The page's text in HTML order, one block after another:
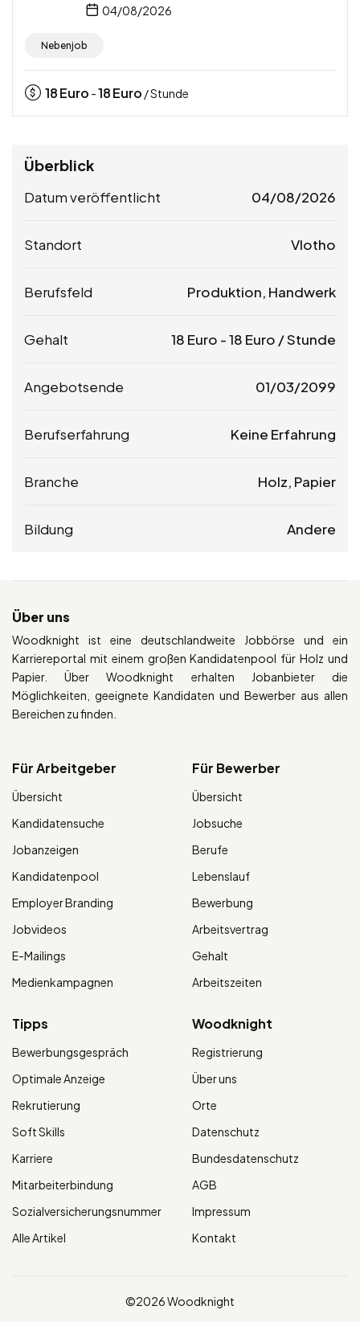
04/08/2026
Nebenjob
18Euro -18Euro / Stunde
Überblick
Datum veröffentlicht 04/08/2026
Standort Vlotho
Berufsfeld Produktion, Handwerk
Gehalt 18 Euro -18 Euro / Stunde
Angebotsende 01/03/2099
Berufserfahrung Keine Erfahrung
Branche Holz, Papier
Bildung Andere
Über uns
Woodknight ist eine deutschlandweite Jobbörse und ein
Karriereportal mit einem großen Kandidatenpool für Holz und
Papier. Über Woodknight erhalten Jobanbieter die
Möglichkeiten, geeignete Kandidaten und Bewerber aus allen
Bereichen zu finden.
Für Arbeitgeber
Übersicht
Kandidatensuche
Jobanzeigen
Kandidatenpool
Employer Branding
Jobvideos
E-Mailings
Medienkampagnen
Für Bewerber
Übersicht
Jobsuche
Berufe
Lebenslauf
Bewerbung
Arbeitsvertrag
Gehalt
Arbeitszeiten
Tipps
Bewerbungsgespräch
Optimale Anzeige
Rekrutierung
Soft Skills
Karriere
Mitarbeiterbindung
Sozialversicherungsnummer
Alle Artikel
Woodknight
Registrierung
Über uns
Orte
Datenschutz
Bundesdatenschutz
AGB
Impressum
Kontakt
©2026 Woodknight